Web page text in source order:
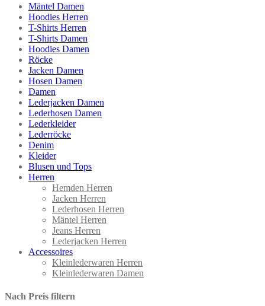
Mäntel Damen
Hoodies Herren
T-Shirts Herren
T-Shirts Damen
Hoodies Damen
Röcke
Jacken Damen
Hosen Damen
Damen
Lederjacken Damen
Lederhosen Damen
Lederkleider
Lederröcke
Denim
Kleider
Blusen und Tops
Herren
Hemden Herren
Jacken Herren
Lederhosen Herren
Mäntel Herren
Jeans Herren
Lederjacken Herren
Accessoires
Kleinlederwaren Herren
Kleinlederwaren Damen
Nach Preis filtern